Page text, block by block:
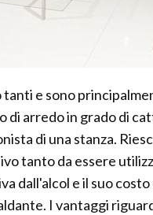
e sono
di arredo in grado di
di una stanza.
tanto da essere
dall'alcol e il suo costo
I vantaggi